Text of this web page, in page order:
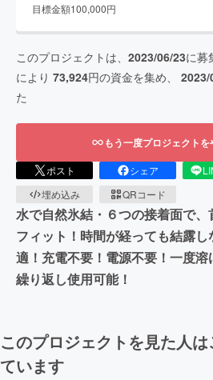
目標金額100,000円
このプロジェクトは、 2023/06/23に募
により 73,924円の資金を集め、 2023/
た
もう一度プロジェクト
ポスト シェア
埋め込み
QRコード
水で自然氷結・６つの接着面で、
フィット！時間が経っても結露
適！充電不要！電源不要！一度溶
繰り返し使用可能！
このプロジェクトを見た人
ています